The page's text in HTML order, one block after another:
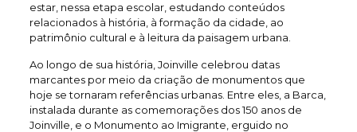
estar, nessa etapa escolar, estudando conteúdos
relacionados à história, à formação da cidade, ao
patrimônio cultural e à leitura da paisagem urbana.
Ao longo de sua história, Joinville celebrou datas
marcantes por meio da criação de monumentos que
hoje se tornaram referências urbanas. Entre eles, a Barca,
instalada durante as comemorações dos 150 anos de
Joinville, e o Monumento ao Imigrante, erguido no